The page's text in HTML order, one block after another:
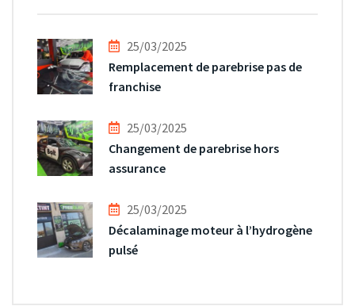
25/03/2025
Remplacement de parebrise pas de
franchise
25/03/2025
Changement de parebrise hors
assurance
25/03/2025
Décalaminage moteur à l’hydrogène
pulsé